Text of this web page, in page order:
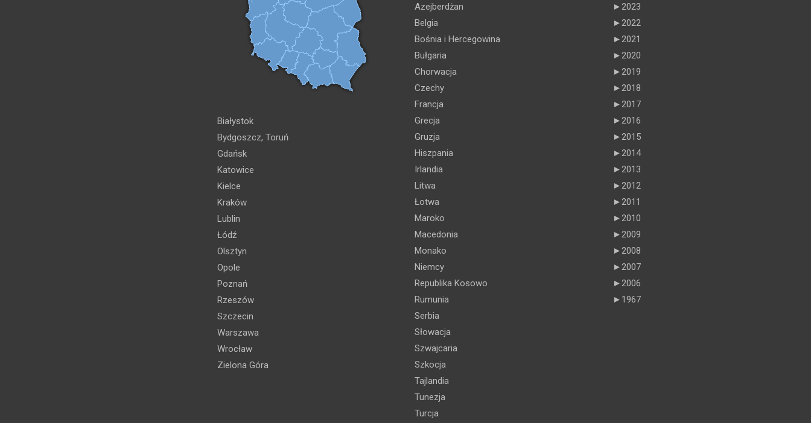
Białystok
Bydgoszcz, Toruń
Gdańsk
Katowice
Kielce
Kraków
Lublin
Łódź
Olsztyn
Opole
Poznań
Rzeszów
Szczecin
Warszawa
Wrocław
Zielona Góra
Azejberdżan
Belgia
Bośnia i Hercegowina
Bułgaria
Chorwacja
Czechy
Francja
Grecja
Gruzja
Hiszpania
Irlandia
Litwa
Łotwa
Maroko
Macedonia
Monako
Niemcy
Republika Kosowo
Rumunia
Serbia
Słowacja
Szwajcaria
Szkocja
Tajlandia
Tunezja
Turcja
►2023
►2022
►2021
►2020
►2019
►2018
►2017
►2016
►2015
►2014
►2013
►2012
►2011
►2010
►2009
►2008
►2007
►2006
► 1967